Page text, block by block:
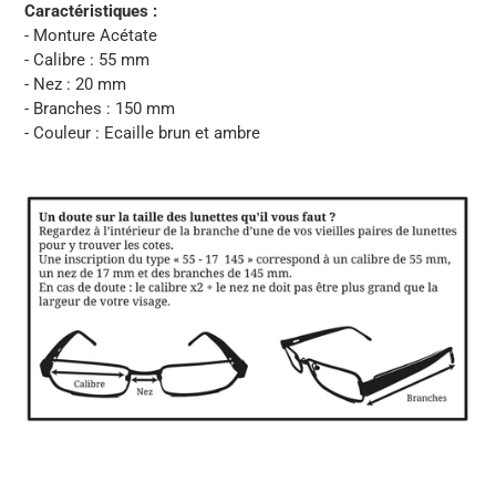
Caractéristiques :
- Monture Acétate
- Calibre : 55 mm
- Nez : 20 mm
- Branches : 150 mm
- Couleur : Ecaille brun et ambre